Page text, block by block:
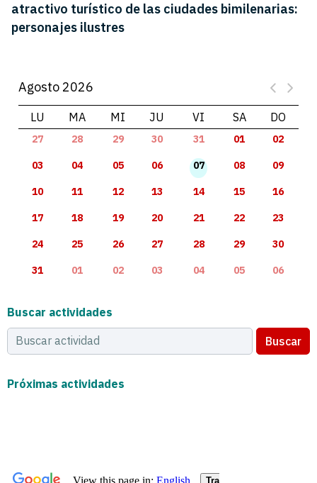
atractivo turístico de las ciudades bimilenarias:
personajes ilustres
Agosto 2026
LU MA MI JU VI SA DO
27 28 29 30 31 01 02
03 04 05 06 07 08 09
10 11 12 13 14 15 16
17 18 19 20 21 22 23
24 25 26 27 28 29 30
31 01 02 03 04 05 06
Buscar actividades
Buscar
Próximas actividades